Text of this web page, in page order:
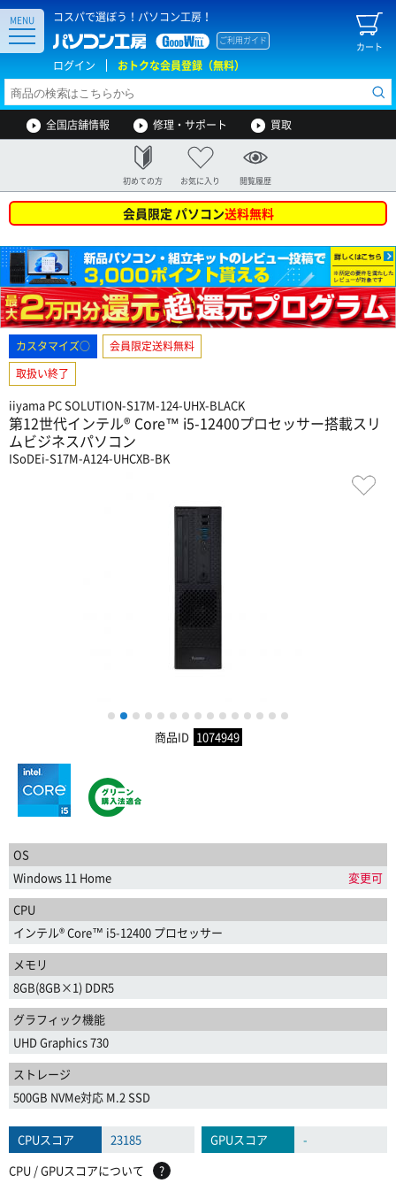
コスパで選ぼう！パソコン工房！
カート
ご利用ガイド
ログイン おトクな会員登録（無料）
MENU
全国店舗情報 修理・サポート 買取
初めての方 お気に入り 閲覧履歴
会員限定 パソコン送料無料
カスタマイズ○
会員限定送料無料
取扱い終了
iiyama PC SOLUTION-S17M-124-UHX-BLACK
第12世代インテル® Core™ i5-12400プロセッサー搭載スリ
ムビジネスパソコン
ISoDEi-S17M-A124-UHCXB-BK
1 2 3 4 5 6 7 8 9 10 11 12 13 14
商品ID 1074949
OS
Windows 11 Home
変更可
CPU
インテル® Core™ i5-12400 プロセッサー
メモリ
8GB(8GB×1) DDR5
グラフィック機能
UHD Graphics 730
ストレージ
500GB NVMe対応 M.2 SSD
CPUスコア 23185 GPUスコア
-
CPU / GPUスコアについて
?